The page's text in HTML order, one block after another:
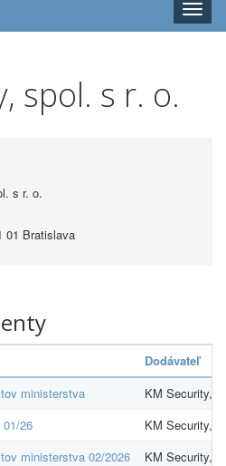
Toggle
spol. s r. o.
s r. o.
01 Bratislava
Dodávateľ
ministerstva
KM Security,
26
KM Security,
ministerstva 02/2026
KM Security,